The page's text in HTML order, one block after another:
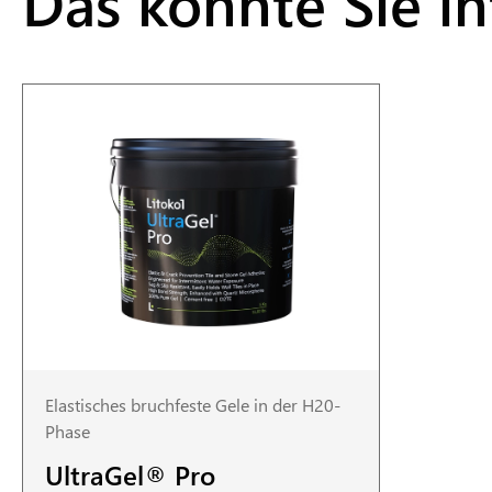
Elastisches bruchfeste Gele in der H20-
Phase
UltraGel® Pro